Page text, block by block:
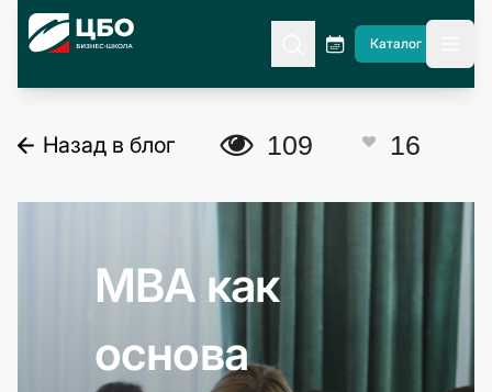
CBO
Каталог
Назад в блог A 109 C 16
MBA как
основа